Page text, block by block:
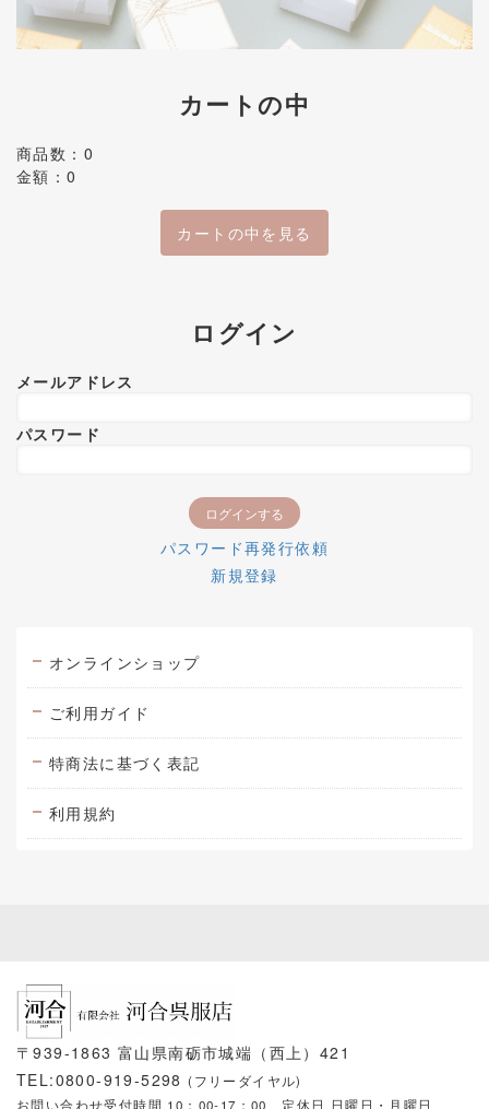
カートの中
商品数：0
金額：0
カートの中を見る
ログイン
メールアドレス
パスワード
パスワード再発行依頼
新規登録
オンラインショップ
ご利用ガイド
特商法に基づく表記
利用規約
〒939-1863 富山県南砺市城端（西上）421
TEL:0800-919-5298(フリーダイヤル)
お問い合わせ受付時間 10：00-17：00 定休日 日曜日・月曜日